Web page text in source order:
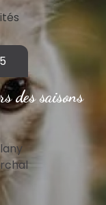
des saisons